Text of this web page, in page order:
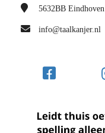
5632BB Eindhoven
info@taalkanjer.nl